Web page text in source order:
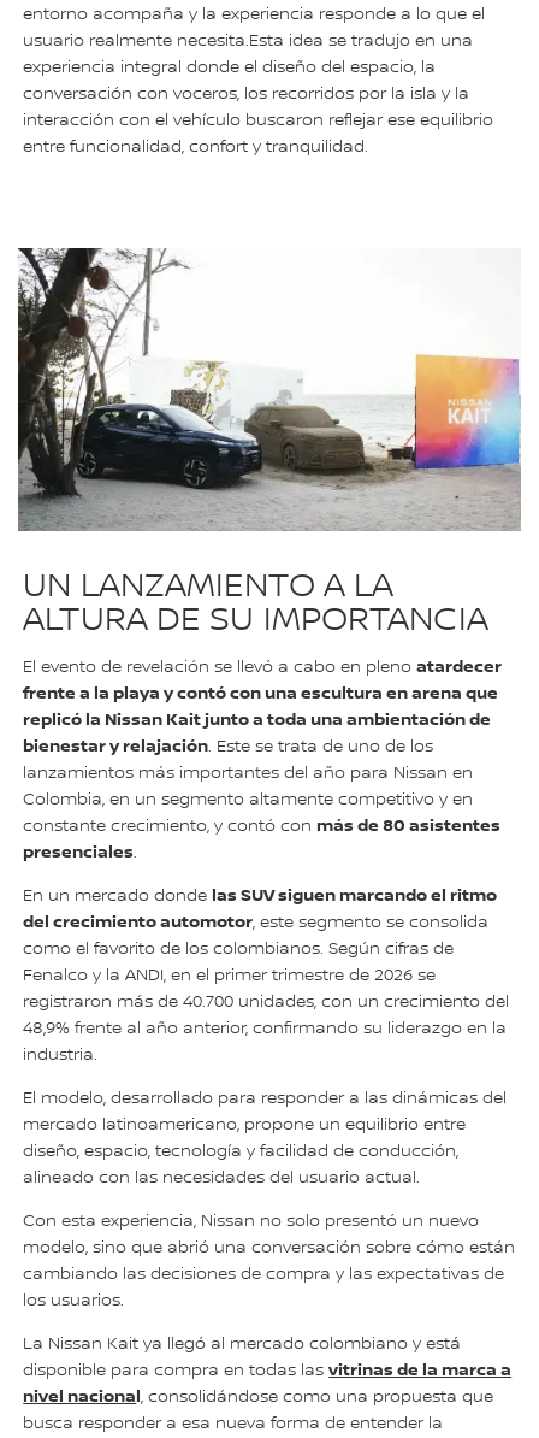
entorno acompaña y la experiencia responde a lo que el
usuario realmente necesita.Esta idea se tradujo en una
experiencia integral donde el diseño del espacio, la
conversación con voceros, los recorridos por la isla y la
interacción con el vehículo buscaron reflejar ese equilibrio
entre funcionalidad, confort y tranquilidad.
UN LANZAMIENTO A LA
ALTURA DE SU IMPORTANCIA
El evento de revelación se llevó a cabo en plenoatardecer
frente a la playa y contó con una escultura en arena que
replicó la Nissan Kait junto a toda una ambientación de
bienestar y relajación. Este se trata de uno de los
lanzamientos más importantes del año para Nissan en
Colombia, en un segmento altamente competitivo y en
constante crecimiento, y contó con más de 80 asistentes
presenciales.
En un mercado donde las SUV siguen marcando el ritmo
del crecimiento automotor, este segmento se consolida
como el favorito de los colombianos. Según cifras de
Fenalco y la ANDI, en el primer trimestre de 2026 se
registraron más de 40.700 unidades, con un crecimiento del
48,9% frente al año anterior, confirmando su liderazgo en la
industria.
El modelo, desarrollado para responder a las dinámicas del
mercado latinoamericano, propone un equilibrio entre
diseño, espacio, tecnología y facilidad de conducción,
alineado con las necesidades del usuario actual.
Con esta experiencia, Nissan no solo presentó un nuevo
modelo, sino que abrió una conversación sobre cómo están
cambiando las decisiones de compra y las expectativas de
los usuarios.
La Nissan Kait ya llegó al mercado colombiano y está
disponible para compra en todas lasvitrinas de la marca a
nivel nacional, consolidándose como una propuesta que
busca responder a esa nueva forma de entender la